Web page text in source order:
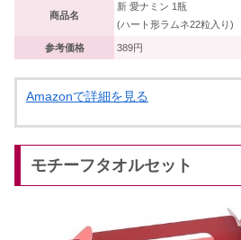
商品名
新 愛ナミン 1瓶
(ハート形ラムネ22粒入り)
参考価格 389円
Amazonで詳細を見る
モチーフタオルセット